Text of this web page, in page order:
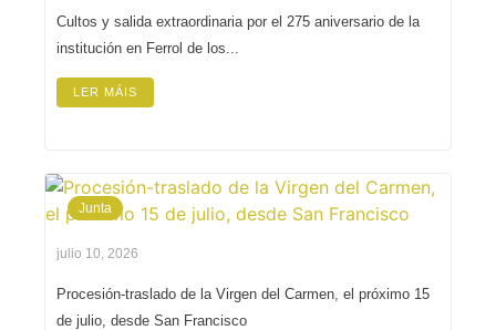
Cultos y salida extraordinaria por el 275 aniversario de la
institución en Ferrol de los...
LER MÁIS
Junta
julio 10, 2026
Procesión-traslado de la Virgen del Carmen, el próximo 15
de julio, desde San Francisco